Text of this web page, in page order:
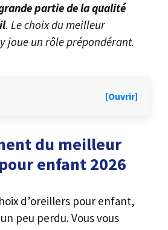
partie de la qualité
. Le choix du meilleur
joue un rôle prépondérant.
[Ouvrir]
du meilleur
enfant 2026
d’oreillers pour enfant,
peu perdu. Vous vous